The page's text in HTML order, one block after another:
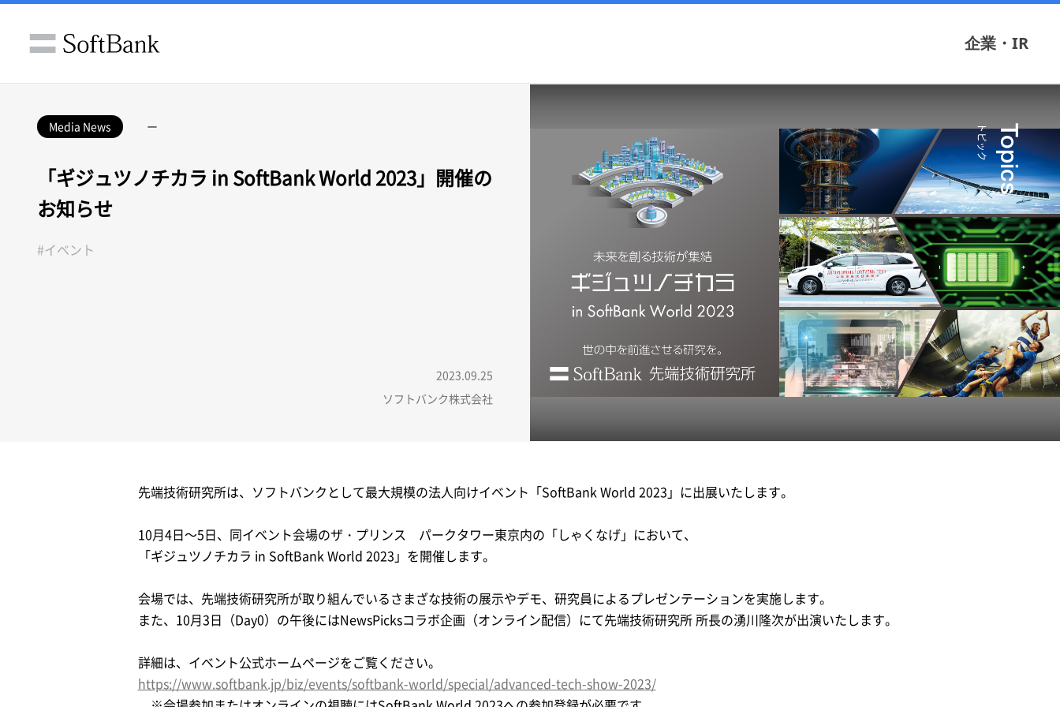
企業・IR
Media News ー
「ギジュツノチカラ in SoftBank World 2023」開催の
お知らせ
#イベント
2023.09.25
ソフトバンク株式会社
Topics
トピック
先端技術研究所は、ソフトバンクとして最大規模の法人向けイベント「SoftBank World 2023」に出展いたします。
10月4日～5日、同イベント会場のザ・プリンス パークタワー東京内の「しゃくなげ」において、
「ギジュツノチカラ in SoftBank World 2023」を開催します。
会場では、先端技術研究所が取り組んでいるさまざな技術の展示やデモ、研究員によるプレゼンテーションを実施します。
また、10月3日（Day0）の午後にはNewsPicksコラボ企画（オンライン配信）にて先端技術研究所 所長の湧川隆次が出演いたします。
詳細は、イベント公式ホームページをご覧ください。
https://www.softbank.jp/biz/events/softbank-world/special/advanced-tech-show-2023/